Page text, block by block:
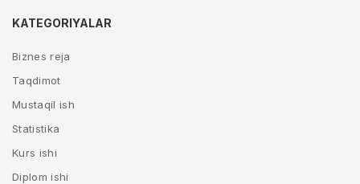
KATEGORIYALAR
Biznes reja
Taqdimot
Mustaqil ish
Statistika
Kurs ishi
Diplom ishi